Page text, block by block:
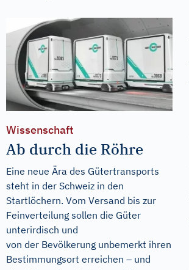
Wissenschaft
Ab durch die Röhre
Eine neue Ära des Gütertransports
steht in der Schweiz in den
Startlöchern. Vom Versand bis zur
Feinverteilung sollen die Güter
unterirdisch und
von der Bevölkerung unbemerkt ihren
Bestimmungsort erreichen – und